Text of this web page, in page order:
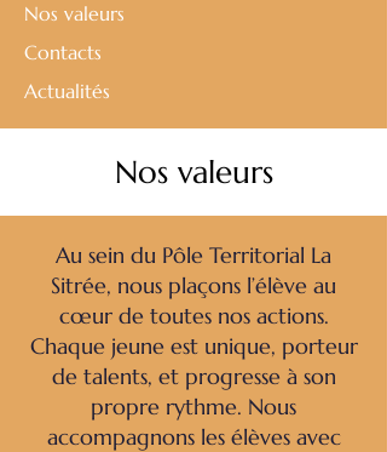
Nos valeurs
Contacts
Actualités
Nos valeurs
Au sein du Pôle Territorial La
Sitrée, nous plaçons l’élève au
cœur de toutes nos actions.
Chaque jeune est unique, porteur
de talents, et progresse à son
propre rythme. Nous
accompagnons les élèves avec